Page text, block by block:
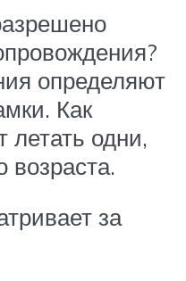
определяют
Как
летать одни,
возраста.
за